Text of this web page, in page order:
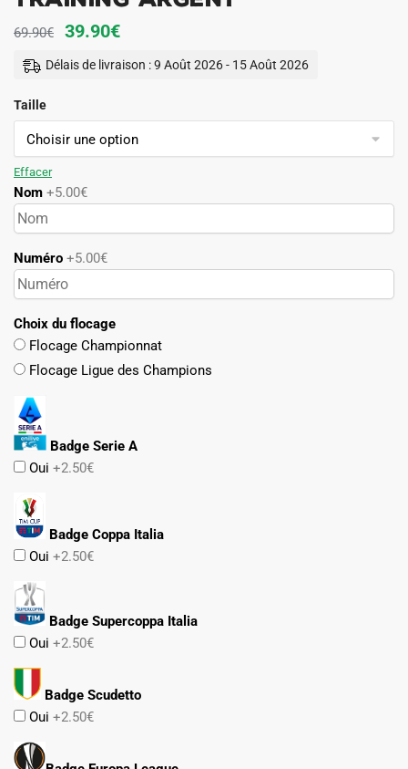
69.90€
Le
prix
69.90€.
39.90€Le
prix
39.90€.
Délais de livraison : 9 Août 2026 - 15 Août 2026
Taille
Effacer
Nom +5.00€
Numéro +5.00€
Choix du flocage
Flocage Championnat
Flocage Ligue des Champions
Badge Serie A
Oui +2.50€
Badge Coppa Italia
Oui +2.50€
Badge Supercoppa Italia
Oui +2.50€
Badge Scudetto
Oui +2.50€